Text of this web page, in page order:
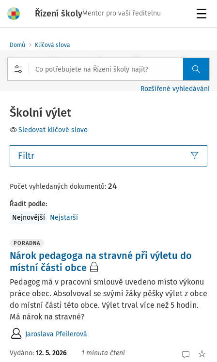
Řízení školyMentor pro vaši ředitelnu
Domů Klíčová slova
Rozšířené vyhledávání
Školní výlet
Sledovat klíčové slovo
Filtr
Počet vyhledaných dokumentů: 24
Řadit podle:
Nejnovější
Nejstarší
PORADNA
Nárok pedagoga na stravné při výletu do
místní části obce
Pedagog má v pracovní smlouvě uvedeno místo výkonu
práce obec. Absolvoval se svými žáky pěšky výlet z obce
do místní části této obce. Výlet trval více než 5 hodin.
Má nárok na stravné?
Jaroslava Pfeilerová
Vydáno: 12. 5. 2026 1 minuta čtení